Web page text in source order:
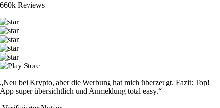
660k Reviews
„Neu bei Krypto, aber die Werbung hat mich überzeugt. Fazit: Top!
App super übersichtlich und Anmeldung total easy.“